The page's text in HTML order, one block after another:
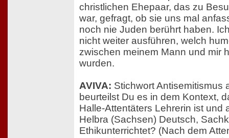
christlichen Ehepaar, das zu
war, gefragt, ob sie uns mal
noch nie Juden berührt haben.
nicht weiter ausführen, welch
zwischen meinem Mann und mir
wurden.
AVIVA: Stichwort Antisemitismus
beurteilst Du es in dem Kontext,
Halle-Attentäters Lehrerin ist und
Helbra (Sachsen) Deutsch,
Ethikunterrichtet? (Nach dem